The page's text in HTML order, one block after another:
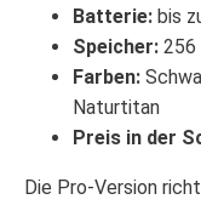
Batterie: bis
Speicher: 256
Farben:
Naturtitan
Preis in der
Die Pro-Version